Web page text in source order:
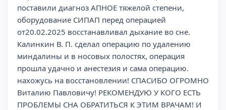
поставили диагноз АПНОЕ тяжелой степени,
оборудование СИПАП перед операцией
от20.02.2025 восстанавливал дыхание во сне.
Калинкин В. П. сделал операцию по удалению
миндалины и в носовых полостях, операция
прошла удачно и анестезия и сама операцию.
нахожусь на восстановлении! СПАСИБО ОГРОМНО
Виталию Павловичу! РЕКОМЕНДУЮ У КОГО ЕСТЬ
ПРОБЛЕМЫ СНА ОБРАТИТЬСЯ К ЭТИМ ВРАЧАМ! И